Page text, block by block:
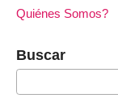
Quiénes Somos?
Buscar